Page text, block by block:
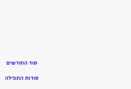
סוד החודשים
סודות התפילה